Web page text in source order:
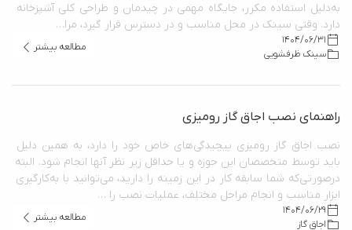
به‌دلیل استفاده مکرر، جایگاه مهمی در چیدمان و طراحی کلی آشپزخانه
دارد. وقتی سینک در محل مناسب و در دسترس قرار گیرد، مرا…
1404/06/31
سینک ظرفشویی
مطالعه بیشتر
راهنمای نصب اجاق گاز رومیزی
نصب اجاق گاز رومیزی پیچیدگی‌های خاص خود را دارد، به همین دلیل
باید توسط متخصصان این حوزه و یا حداقل زیر نظر آنها انجام شود. البته
درصورتی‌که شما سابقه کار در این زمینه را دارید، می‌توانید با به‌کارگیری
ابزار مناسب و انجام مراحل مختلف، عملیات نصب را …
1404/06/29
اجاق گاز
مطالعه بیشتر